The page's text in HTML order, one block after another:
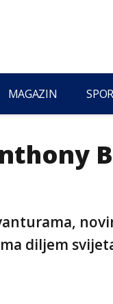
MAGAZIN
diljem